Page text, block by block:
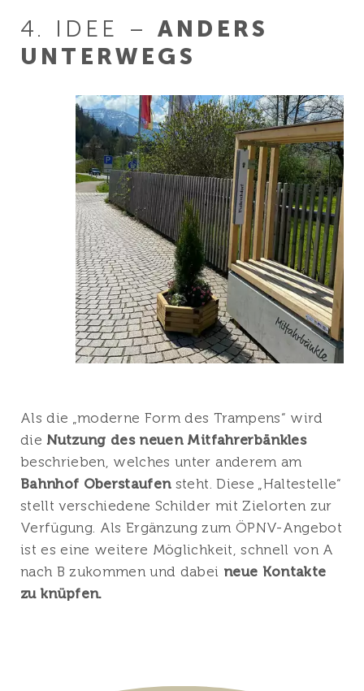
4. IDEE – ANDERS
UNTERWEGS
Als die „moderne Form des Trampens“ wird
die Nutzung des neuen Mitfahrerbänkles
beschrieben, welches unter anderem am
Bahnhof Oberstaufensteht. Diese „Haltestelle“
stellt verschiedene Schilder mit Zielorten zur
Verfügung. Als Ergänzung zum ÖPNV-Angebot
ist es eine weitere Möglichkeit, schnell von A
nach B zukommen und dabei neue Kontakte
zu knüpfen.